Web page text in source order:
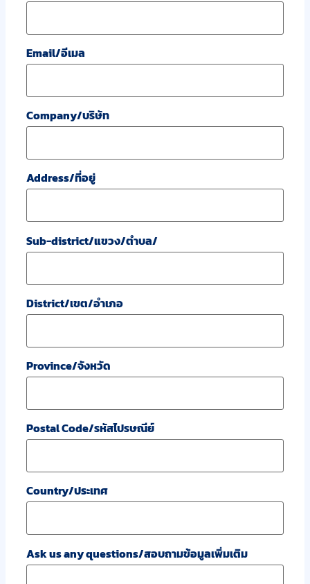
Email/อีเมล
Company/บริษัท
Address/ที่อยู่
Sub-district/แขวง/ตำบล/
District/เขต/อำเภอ
Province/จังหวัด
Postal Code/รหัสไปรษณีย์
Country/ประเทศ
Ask us any questions/สอบถามข้อมูลเพิ่มเติม